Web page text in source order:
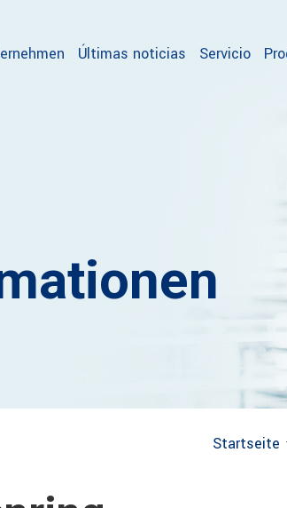
Últimas noticias Servicio
Startseite